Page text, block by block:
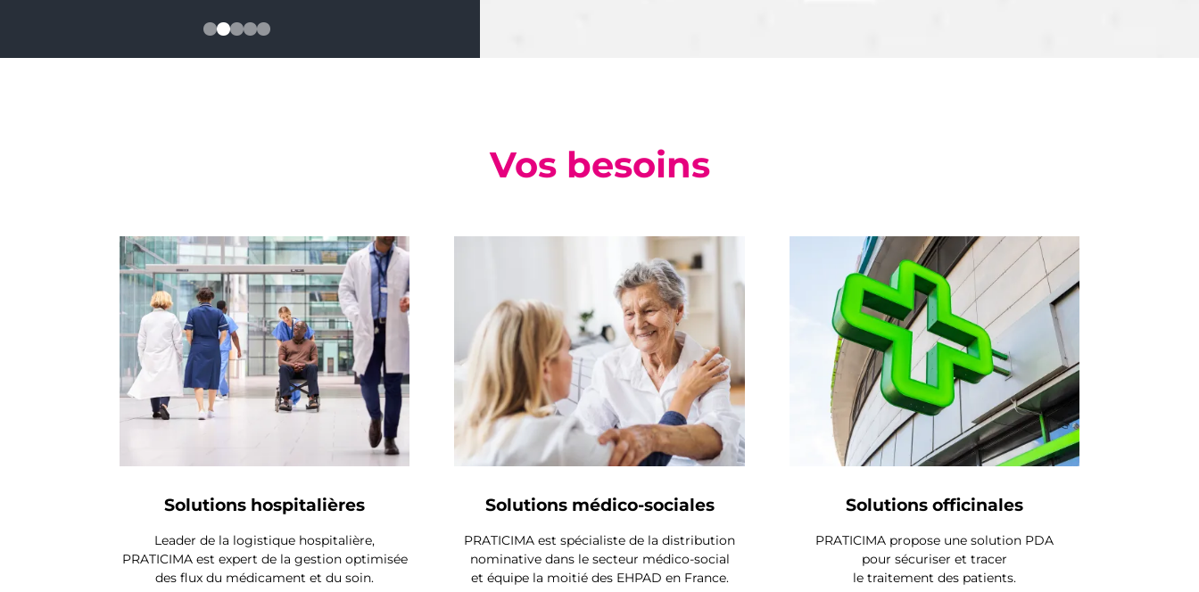
Vos besoins
Solutions hospitalières
Leader de la logistique hospitalière,
PRATICIMA est expert de la gestion optimisée
des flux du médicament et du soin.
Solutions médico-sociales
PRATICIMA est spécialiste de la distribution
nominative dans le secteur médico-social
et équipe la moitié des EHPAD en France.
Solutions officinales
PRATICIMA propose une solution PDA
pour sécuriser et tracer
le traitement des patients.